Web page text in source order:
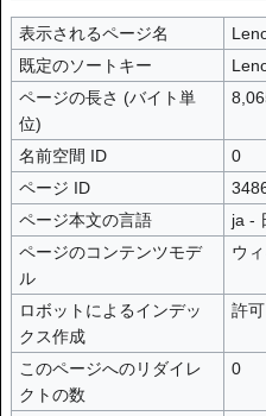
表示されるページ名
既定のソートキー
ページの長さ (バイト単
位)
名前空間 ID
0
ページ ID
ページ本文の言語
ja -
ページのコンテンツモデ
ル
ウ
ロボットによるインデッ
クス作成
許可
このページへのリダイレ
クトの数
0